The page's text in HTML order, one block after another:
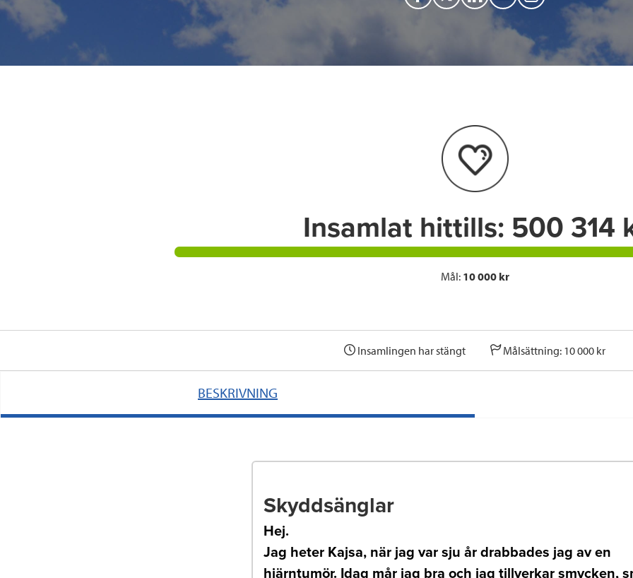
e
I
n
a
Insamlat hittills: 500 314
Mål: 10 000 kr
Insamlingen har stängt Målsättning: 10 000 kr
BESKRIVNING
Skyddsänglar
Hej.
Jag heter Kajsa, när jag var sju år drabbades jag av en
hjärntumör. Idag mår jag bra och jag tillverkar smycken,